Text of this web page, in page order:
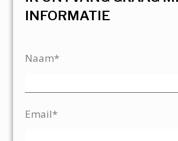
INFORMATIE
Naam*
Email*